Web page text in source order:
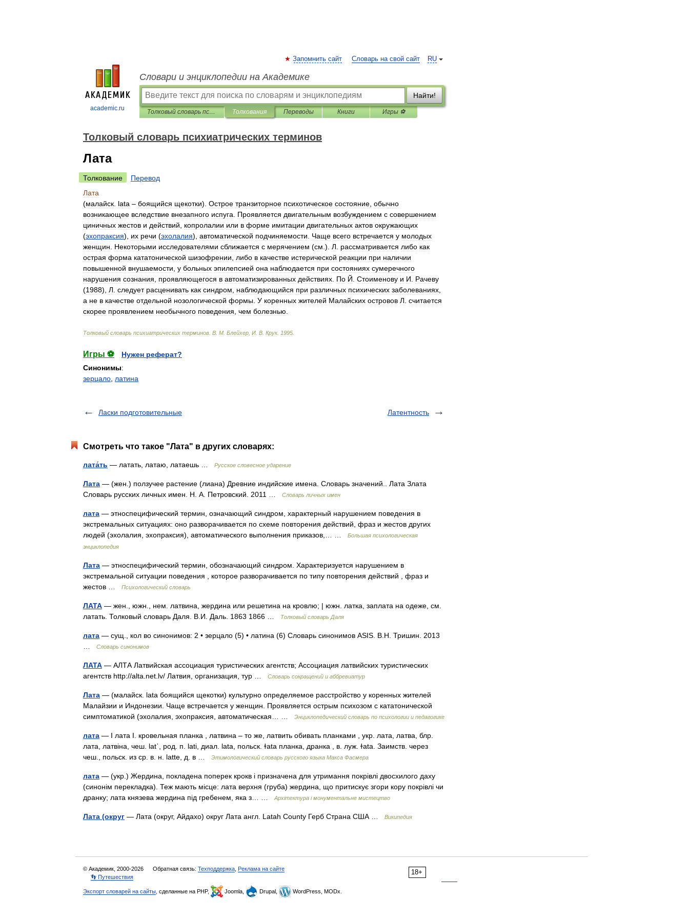
academic.ru
RU
Запомнить сайт Словарь на свой сайт
Словари и энциклопедии на Академике
Найти!
Толковый словарь психиатрических терминов Толкования Переводы Книги Игры ⚽
Толковый словарь психиатрических терминов
Лата
Толкование
Перевод
Лата
(малайск lata – боящийся щекотки). Острое транзиторное психотическое состояние обычно
возникающее вследствие внезапного испуга Проявляется двигательным возбуждением с совершением
циничных жестов и действий копролалии или в форме имитации двигательных актов окружающих
(эхопраксия), их речи (эхолалия), автоматической подчиняемости Чаще всего встречается у молодых
женщин
Некоторыми исследователями сближается с мерячением (см .). Л рассматривается либо как
острая форма кататонической шизофрении либо в качестве истерической реакции при наличии
повышенной внушаемости у больных эпилепсией она наблюдается при состояниях сумеречного
нарушения сознания проявляющегося в автоматизированных действиях По Й Стоименову и И
Рачеву
(1988), Л следует расценивать как синдром наблюдающийся при различных психических заболеваниях
а не в качестве отдельной нозологической формы У коренных жителей Малайских островов Л считается
скорее проявлением необычного поведения чем болезнью
Толковый словарь психиатрических терминов В М Блейхер И В Крук. 1995
Игры ⚽
Нужен реферат?
Синонимы:
зерцало латина
Ласки подготовительные Латентность
Смотреть что такое "Лата" в других словарях:
лата́ть — латать, латаю, латаешь … Русское словесное ударение
Лата — (жен.) ползучее растение (лиана) Древние индийские имена. Словарь значений.. Лата Злата
Словарь русских личных имен. Н. А. Петровский. 2011 …
Словарь личных имен
лата — этноспецифический термин, означающий синдром, характерный нарушением поведения в
экстремальных ситуациях: оно разворачивается по схеме повторения действий, фраз и жестов других
людей (эхолалия, эхопраксия), автоматического выполнения приказов,… …
Большая психологическая
энциклопедия
Лата — этноспецифический термин, обозначающий синдром. Характеризуется нарушением в
экстремальной ситуации поведения , которое разворачивается по типу повторения действий , фраз и
жестов …
Психологический словарь
ЛАТА — жен., южн., нем. латвина, жердина или решетина на кровлю; | южн. латка, заплата на одеже, см.
латать. Толковый словарь Даля. В.И. Даль. 1863 1866 …
Толковый словарь Даля
лата — сущ., кол во синонимов: 2 • зерцало (5) • латина (6) Словарь синонимов ASIS. В.Н. Тришин. 2013
Словарь синонимов
ЛАТА — АЛТА Латвийская ассоциация туристических агентств; Ассоциация латвийских туристических
агентств http://alta.net.lv/​ Латвия, организация, тур …
Словарь сокращений и аббревиатур
Лата — (малайск. lata боящийся щекотки) культурно определяемое расстройство у коренных жителей
Малайзии и Индонезии. Чаще встречается у женщин. Проявляется острым психозом с кататонической
симптоматикой (эхолалия, эхопраксия, автоматическая… …
Энциклопедический словарь по психологии и педагогике
лата — I лата I. кровельная планка , латвина – то же, латвить обивать планками , укр. лата, латва, блр.
лата, латвiна, чеш. lаt᾽, род. п. lati, диал. lаtа, польск. ɫаtа планка, дранка , в. луж. ɫаtа. Заимств. через
чеш., польск. из ср. в. н. latte, д. в …
Этимологический словарь русского языка Макса Фасмера
лата — (укр.) Жердина, покладена поперек крокв і призначена для утримання покрівлі двосхилого даху
(синонім перекладка). Теж мають місце: лата верхня (груба) жердина, що притискує згори кору покрівлі чи
дранку; лата князева жердина під гребенем, яка з… …
Архітектура і монументальне мистецтво
Лата (округ — Лата (округ, Айдахо) округ Лата англ. Latah County Герб Страна США … Википедия
18+
© Академик, 2000-2026 Обратная связь: Техподдержка Реклама на сайте
👣 Путешествия
Экспорт словарей на сайты , сделанные на PHP, Joomla, Drupal, WordPress, MODx.